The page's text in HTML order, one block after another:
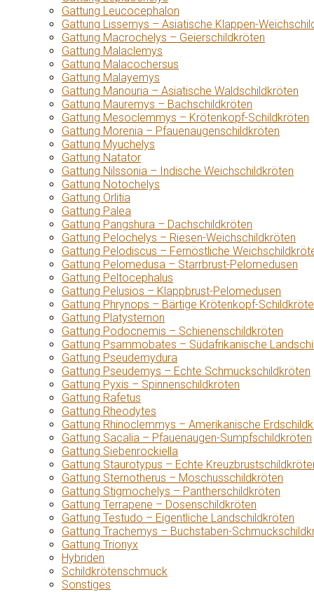
Gattung Leucocephalon
Gattung Lissemys – Asiatische Klappen-
Gattung Macrochelys – Geierschildkröten
Gattung Malaclemys
Gattung Malacochersus
Gattung Malayemys
Gattung Manouria – Asiatische Waldschildkröten
Gattung Mauremys – Bachschildkröten
Gattung Mesoclemmys – Krötenkopf-Schildkröten
Gattung Morenia – Pfauenaugenschildkröten
Gattung Myuchelys
Gattung Natator
Gattung Nilssonia – Indische Weichschildkröten
Gattung Notochelys
Gattung Orlitia
Gattung Palea
Gattung Pangshura – Dachschildkröten
Gattung Pelochelys – Riesen-Weichschildkröten
Gattung Pelodiscus – Fernöstliche
Gattung Pelomedusa – Starrbrust-Pelomedusen
Gattung Peltocephalus
Gattung Pelusios – Klappbrust-Pelomedusen
Gattung Phrynops – Bärtige Krötenkopf-
Gattung Platysternon
Gattung Podocnemis – Schienenschildkröten
Gattung Psammobates – Südafrikanische
Gattung Pseudemydura
Gattung Pseudemys – Echte Schmuckschildkröten
Gattung Pyxis – Spinnenschildkröten
Gattung Rafetus
Gattung Rheodytes
Gattung Rhinoclemmys – Amerikanische
Gattung Sacalia – Pfauenaugen-Sumpfschildkröten
Gattung Siebenrockiella
Gattung Staurotypus – Echte
Gattung Sternotherus – Moschusschildkröten
Gattung Stigmochelys – Pantherschildkröten
Gattung Terrapene – Dosenschildkröten
Gattung Testudo – Eigentliche Landschildkröten
Gattung Trachemys – Buchstaben-
Gattung Trionyx
Hybriden
Schildkrötenschmuck
Sonstiges